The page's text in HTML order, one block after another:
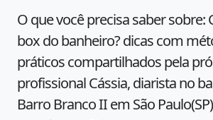
O que você precisa saber sobre:
box do banheiro?dicas com
práticos compartilhados pela
profissionalCássia, diarista no
Barro Branco IIem São Paulo(SP